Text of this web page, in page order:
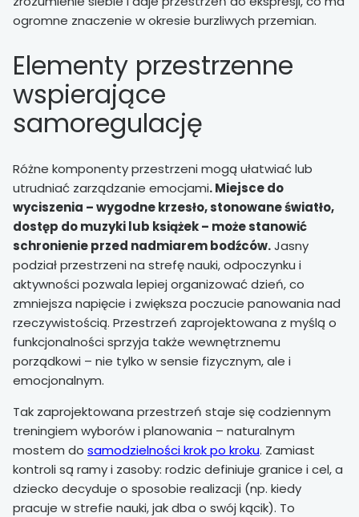
ogromne znaczenie w okresie burzliwych przemian.
Elementy przestrzenne
wspierające
samoregulację
Różne komponenty przestrzeni mogą ułatwiać lub
utrudniać zarządzanie emocjami. Miejsce do
wyciszenia – wygodne krzesło, stonowane światło,
dostęp do muzyki lub książek – może stanowić
schronienie przed nadmiarem bodźców.Jasny
podział przestrzeni na strefę nauki, odpoczynku i
aktywności pozwala lepiej organizować dzień, co
zmniejsza napięcie i zwiększa poczucie panowania nad
rzeczywistością. Przestrzeń zaprojektowana z myślą o
funkcjonalności sprzyja także wewnętrznemu
porządkowi – nie tylko w sensie fizycznym, ale i
emocjonalnym.
Tak zaprojektowana przestrzeń staje się codziennym
treningiem wyborów i planowania – naturalnym
mostem do samodzielności krok po kroku. Zamiast
kontroli są ramy i zasoby: rodzic definiuje granice i cel, a
dziecko decyduje o sposobie realizacji (np. kiedy
pracuje w strefie nauki, jak dba o swój kącik). To